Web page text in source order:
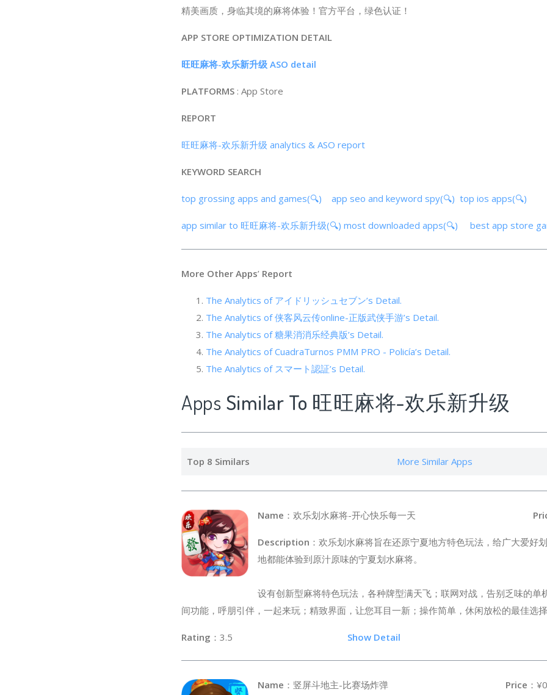
精美画质，身临其境的麻将体验！官方平台，绿色认证！
APP STORE OPTIMIZATION DETAIL
旺旺麻将-欢乐新升级 ASO detail
PLATFORMS : App Store
REPORT
旺旺麻将-欢乐新升级 analytics & ASO report
KEYWORD SEARCH
top grossing apps and games(🔍) app seo and keyword spy(🔍) top ios apps(🔍)
app similar to 旺旺麻将-欢乐新升级(🔍) most downloaded apps(🔍) best app store
More Other Apps’ Report
The Analytics of アイドリッシュセブン’s Detail.
The Analytics of 侠客风云传online-正版武侠手游’s Detail.
The Analytics of 糖果消消乐经典版’s Detail.
The Analytics of CuadraTurnos PMM PRO - Policía’s Detail.
The Analytics of スマート認証’s Detail.
Apps Similar To 旺旺麻将-欢乐新升级
Top 8 Similars More Similar Apps
Name ：欢乐划水麻将-开心快乐每一天
Description ：欢乐划水麻将旨在还原宁夏地方特色玩法，给广大爱好
地都能体验到原汁原味的宁夏划水麻将。
设有创新型麻将特色玩法，各种牌型满天飞；联网对战，告别乏味的单
间功能，呼朋引伴，一起来玩；精致界面，让您耳目一新；操作简单，休闲放松的最佳选择
Rating ：3.5 Show Detail
Name ：竖屏斗地主-比赛场炸弹 Price ：